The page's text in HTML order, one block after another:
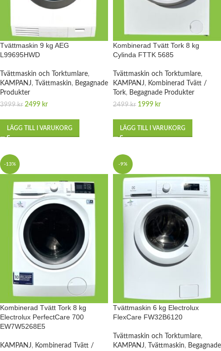
Tvättmaskin 9 kg AEG
L99695HWD
Tvättmaskin och Torktumlare,
KAMPANJ, Tvättmaskin, Begagnade
Produkter
3999kr 2499 kr
LÄGG TILL I VARUKORG
Kombinerad Tvätt Tork 8 kg
Cylinda FTTK 5685
Tvättmaskin och Torktumlare,
KAMPANJ, Kombinerad Tvätt /
Tork, Begagnade Produkter
2499kr 1999 kr
LÄGG TILL I VARUKORG
-13%
Kombinerad Tvätt Tork 8 kg
Electrolux PerfectCare 700
EW7W5268E5
KAMPANJ, Kombinerad Tvätt /
-9%
Tvättmaskin 6 kg Electrolux
FlexCare FW32B6120
Tvättmaskin och Torktumlare,
KAMPANJ, Tvättmaskin, Begagnade